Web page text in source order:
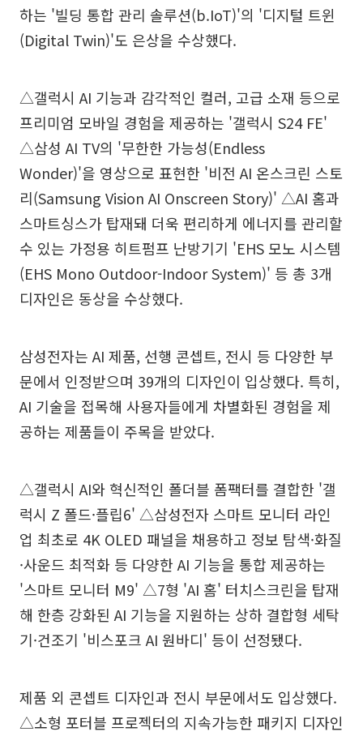
하는 '빌딩 통합 관리 솔루션(b.IoT)'의 '디지털 트윈
(Digital Twin)'도 은상을 수상했다.
△갤럭시 AI 기능과 감각적인 컬러, 고급 소재 등으로
프리미엄 모바일 경험을 제공하는 '갤럭시 S24 FE'
△삼성 AI TV의 '무한한 가능성(Endless
Wonder)'을 영상으로 표현한 '비전 AI 온스크린 스토
리(Samsung Vision AI Onscreen Story)' △AI 홈과
스마트싱스가 탑재돼 더욱 편리하게 에너지를 관리할
수 있는 가정용 히트펌프 난방기기 'EHS 모노 시스템
(EHS Mono Outdoor-Indoor System)' 등 총 3개
디자인은 동상을 수상했다.
삼성전자는 AI 제품, 선행 콘셉트, 전시 등 다양한 부
문에서 인정받으며 39개의 디자인이 입상했다. 특히,
AI 기술을 접목해 사용자들에게 차별화된 경험을 제
공하는 제품들이 주목을 받았다.
△갤럭시 AI와 혁신적인 폴더블 폼팩터를 결합한 '갤
럭시 Z 폴드·플립6' △삼성전자 스마트 모니터 라인
업 최초로 4K OLED 패널을 채용하고 정보 탐색·화질
·사운드 최적화 등 다양한 AI 기능을 통합 제공하는
'스마트 모니터 M9' △7형 'AI 홈' 터치스크린을 탑재
해 한층 강화된 AI 기능을 지원하는 상하 결합형 세탁
기·건조기 '비스포크 AI 원바디' 등이 선정됐다.
제품 외 콘셉트 디자인과 전시 부문에서도 입상했다.
△소형 포터블 프로젝터의 지속가능한 패키지 디자인